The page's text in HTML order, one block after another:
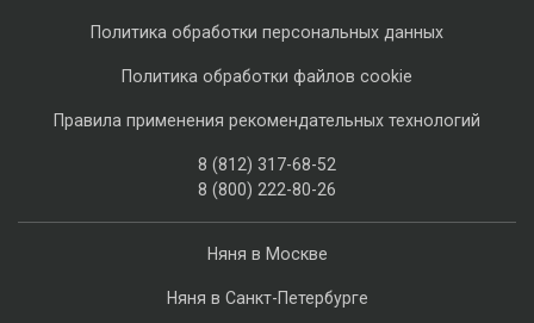
Няня в Москве
Няня в Санкт-Петербурге
Политика обработки персональных данных
Политика обработки файлов cookie
Правила применения рекомендательных технологий
8 (812) 317-68-52
8 (800) 222-80-26